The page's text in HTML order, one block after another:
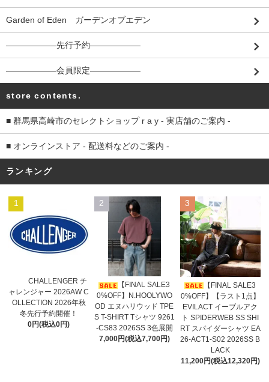
Garden of Eden ガーデンオブエデン
――――――先行予約――――――
――――――会員限定――――――
store contents.
■ 群馬県高崎市のセレクトショップ r a y - 実店舗のご案内 -
■ オンラインストア - 配送料などのご案内 -
ランキング
1
CHALLENGER チ
ャレンジャー 2026AW C
OLLECTION 2026年秋
冬先行予約開催！
0円(税込0円)
2
【FINAL SALE3
0%OFF】N.HOOLYWO
OD エヌハリウッド TPE
S T-SHIRT Tシャツ 9261
-CS83 2026SS 3色展開
7,000円(税込7,700円)
3
【FINAL SALE3
0%OFF】【ラスト1点】
EVILACT イーブルアク
ト SPIDERWEB SS SHI
RT スパイダーシャツ EA
26-ACT1-S02 2026SS B
LACK
11,200円(税込12,320円)